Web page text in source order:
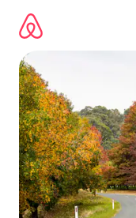
directement
contenu